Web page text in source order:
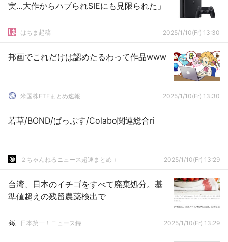
実…大作からハブられSIEにも見限られた」
はちま起稿 2025/1/10(Fr) 13:30
邦画でこれだけは認めたるわって作品www
米国株ETFまとめ速報 2025/1/10(Fr) 13:30
若草/BOND/ぱっぷす/Colabo関連総合ri
２ちゃんねるニュース超速まとめ＋ 2025/1/10(Fr) 13:29
台湾、日本のイチゴをすべて廃棄処分。基
準値超えの残留農薬検出で
日本第一！ニュース録 2025/1/10(Fr) 13:29